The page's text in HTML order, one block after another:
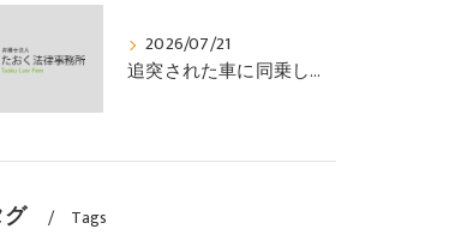
2026/07/21
追突された車に同乗していた幼児が、数週間の経過観察の後、裁判所の基準で人損の賠償金を獲得した事案｜たおく法律事務所
Tags